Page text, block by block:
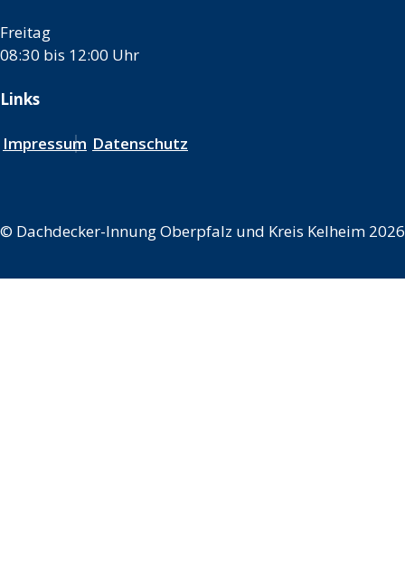
Freitag
08:30 bis 12:00 Uhr
Links
Impressum Datenschutz
© Dachdecker-Innung Oberpfalz und Kreis Kelheim 2026